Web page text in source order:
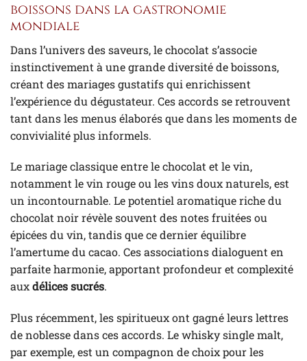
boissons dans la gastronomie
mondiale
Dans l’univers des saveurs, le chocolat s’associe
instinctivement à une grande diversité de boissons,
créant des mariages gustatifs qui enrichissent
l’expérience du dégustateur. Ces accords se retrouvent
tant dans les menus élaborés que dans les moments de
convivialité plus informels.
Le mariage classique entre le chocolat et le vin,
notamment le vin rouge ou les vins doux naturels, est
un incontournable. Le potentiel aromatique riche du
chocolat noir révèle souvent des notes fruitées ou
épicées du vin, tandis que ce dernier équilibre
l’amertume du cacao. Ces associations dialoguent en
parfaite harmonie, apportant profondeur et complexité
auxdélices sucrés.
Plus récemment, les spiritueux ont gagné leurs lettres
de noblesse dans ces accords. Le whisky single malt,
par exemple, est un compagnon de choix pour les